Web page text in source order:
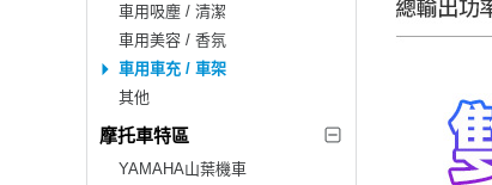
車用吸塵 / 清潔
車用美容 / 香氛
車用車充 / 車架
其他
摩托車特區
YAMAHA山葉機車